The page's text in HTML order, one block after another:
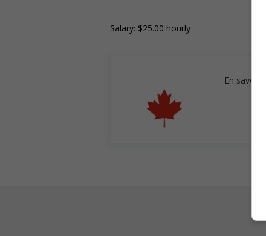
Salary: $25.00 hourly
En savoir